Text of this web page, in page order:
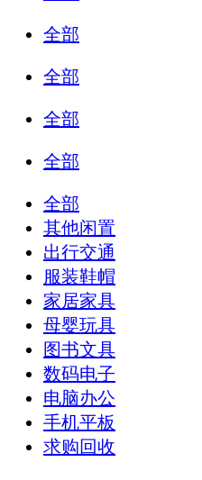
全部
全部
全部
全部
全部
其他闲置
出行交通
服装鞋帽
家居家具
母婴玩具
图书文具
数码电子
电脑办公
手机平板
求购回收